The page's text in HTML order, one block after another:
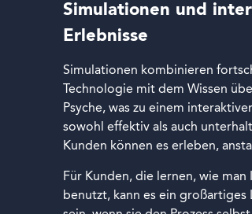
Simulationen und
Erlebnisse
Simulationen kombinieren
Technologie mit dem Wissen
Psyche, was zu einem
sowohl effektiv als auch
Kunden können es erleben,
Für Kunden, die lernen, wie man
benutzt, kann es ein großartiges